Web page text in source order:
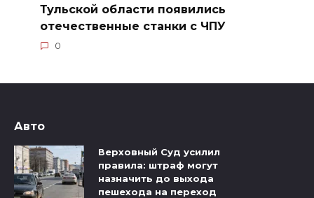
Тульской области появились
отечественные станки с ЧПУ
0
Авто
Верховный Суд усилил
правила: штраф могут
назначить до выхода
пешехода на переход